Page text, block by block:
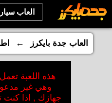
العاب
العاب جدة بايكرز ←
هذه اللعبة
وهي غير
جهازك , اذا كنت